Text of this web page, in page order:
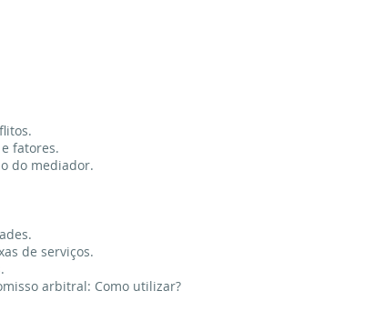
fatores.
do mediador.
de serviços.
arbitral: Como utilizar?